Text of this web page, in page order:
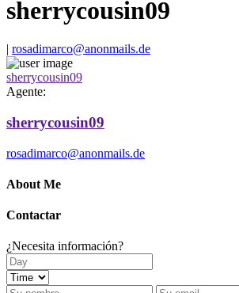
sherrycousin09
| rosadimarco@anonmails.de
sherrycousin09
Agente:
sherrycousin09
rosadimarco@anonmails.de
About Me
Contactar
¿Necesita información?